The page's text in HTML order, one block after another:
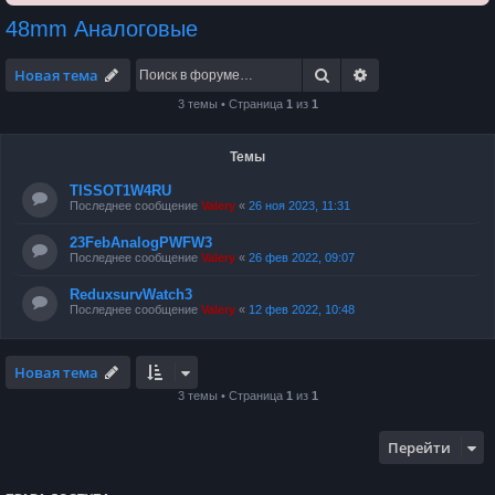
48mm Аналоговые
Новая тема Поиск
3 темы • Страница 1 из 1
Темы
TISSOT1W4RU
Последнее сообщение Valery « 26 ноя 2023, 11:31
23FebAnalogPWFW3
Последнее сообщение Valery « 26 фев 2022, 09:07
ReduxsurvWatch3
Последнее сообщение Valery « 12 фев 2022, 10:48
Новая тема
3 темы • Страница 1 из 1
Перейти